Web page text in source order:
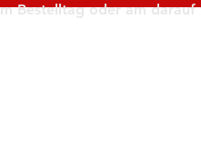
Bestelltag oder am